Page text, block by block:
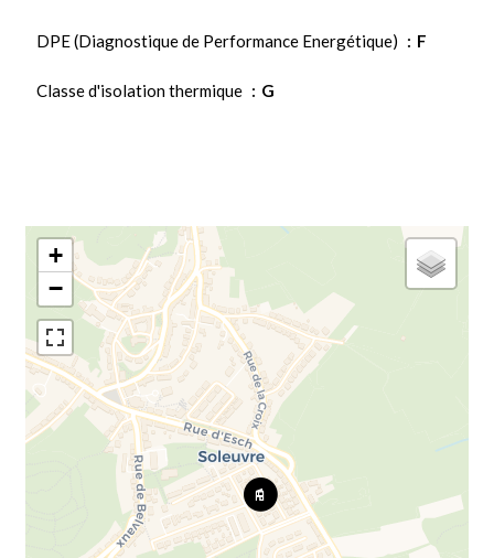
DPE (Diagnostique de Performance Energétique) F
Classe d'isolation thermique G
+
−